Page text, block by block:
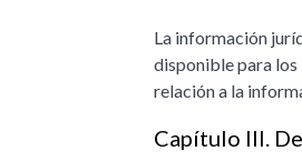
La información
disponible para los
relación a la
Capítulo III.